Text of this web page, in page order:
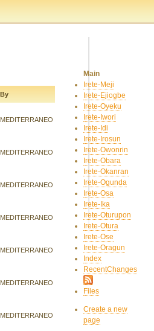
By
MEDITERRANEO
MEDITERRANEO
MEDITERRANEO
MEDITERRANEO
MEDITERRANEO
MEDITERRANEO
MEDITERRANEO
Main
Irete-Meji
Irete-Ejiogbe
Irete-Oyeku
Irete-Iwori
Irete-Idi
Irete-Irosun
Irete-Owonrin
Irete-Obara
Irete-Okanran
Irete-Ogunda
Irete-Osa
Irete-Ika
Irete-Oturupon
Irete-Otura
Irete-Ose
Irete-Oragun
Index
RecentChanges
Files
Create a new
page